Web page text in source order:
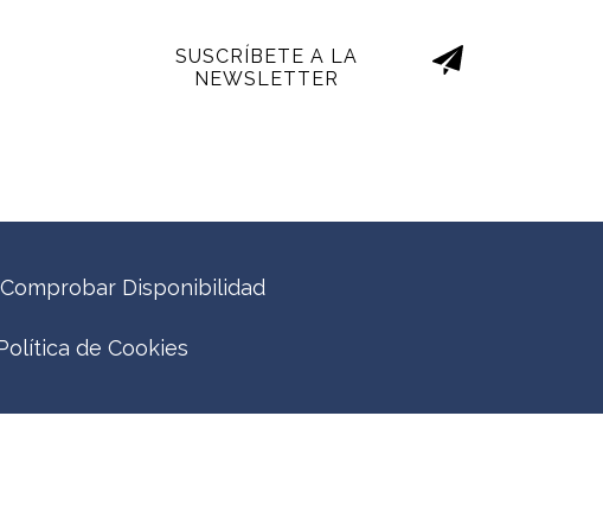
SUSCRÍBETE A LA
NEWSLETTER
Comprobar Disponibilidad
de Cookies